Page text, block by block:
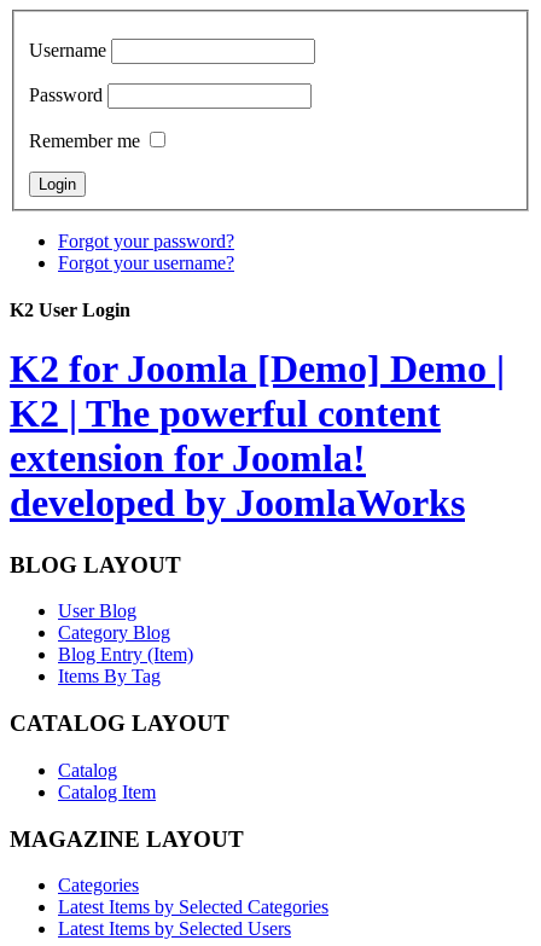
Username
Password
Remember me
Forgot your password?
Forgot your username?
K2 User Login
K2 for Joomla [Demo] Demo |
K2 | The powerful content
extension for Joomla!
developed by JoomlaWorks
BLOG LAYOUT
User Blog
Category Blog
Blog Entry (Item)
Items By Tag
CATALOG LAYOUT
Catalog
Catalog Item
MAGAZINE LAYOUT
Categories
Latest Items by Selected Categories
Latest Items by Selected Users